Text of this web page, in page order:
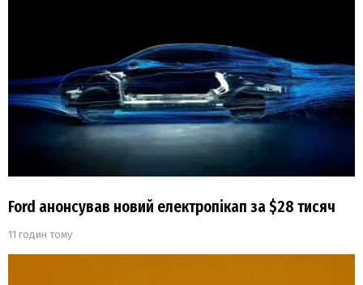
Ford анонсував новий електропікап за $28 тисяч
11 годин тому